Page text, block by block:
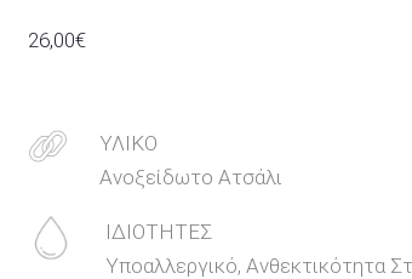
26,00€
ΥΛΙΚΟ
Ανοξείδωτο Ατσάλι
ΙΔΙΟΤΗΤΕΣ
Υποαλλεργικό, Ανθεκτικότητα